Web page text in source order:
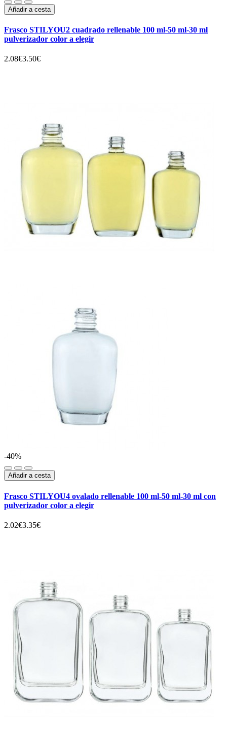
Añadir a cesta
Frasco STILYOU2 cuadrado rellenable 100 ml-50 ml-30 ml
pulverizador color a elegir
2.08€3.50€
-40%
Añadir a cesta
Frasco STILYOU4 ovalado rellenable 100 ml-50 ml-30 ml con
pulverizador color a elegir
2.02€3.35€